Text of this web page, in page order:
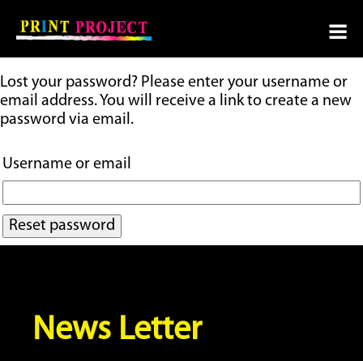
Lost your password? Please enter your username or
email address. You will receive a link to create a new
password via email.
Username or email
Reset password
News Letter